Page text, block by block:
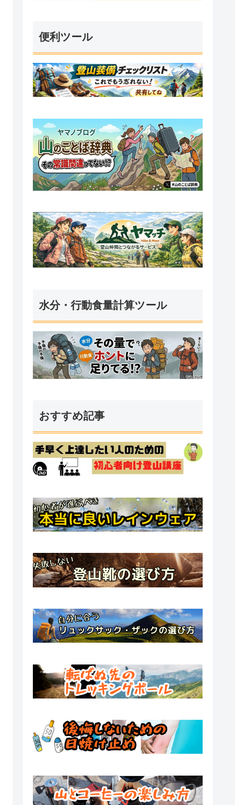
便利ツール
水分・行動食量計算ツール
おすすめ記事